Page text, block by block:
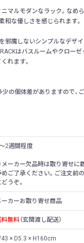
マルモダンなラック。なめ
和な優しさを感じられます。
邪魔しないシンプルなデザ
はバスルームやクロー
れます。
の個体差がありますので、
2週間程度
ーカー欠品時は取り寄せに
めご了承ください。ご注文前
どうぞ。
ーカーお取り寄せ商品
料無料（玄関渡し配送）
× D5.3 × H160cm